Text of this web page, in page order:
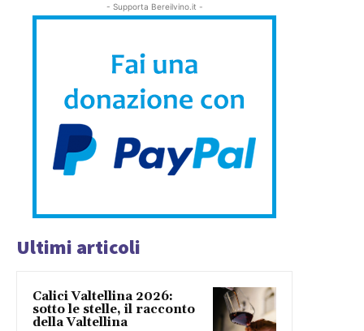
- Supporta Bereilvino.it -
Ultimi articoli
Calici Valtellina 2026:
sotto le stelle, il racconto
della Valtellina